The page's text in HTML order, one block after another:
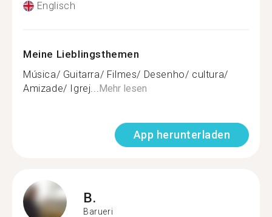
Englisch
Meine Lieblingsthemen
Música/ Guitarra/ Filmes/ Desenho/ cultura/
Amizade/ Igrej...Mehr lesen
App herunterladen
B.
Barueri